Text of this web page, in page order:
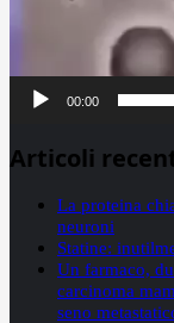
00:00
Articoli
La proteina
neuroni
Statine:
Un farmaco,
carcinoma
seno